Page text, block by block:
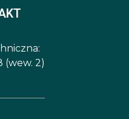
(wew. 2)